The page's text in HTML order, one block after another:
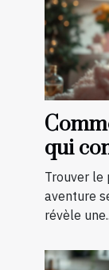
qui
Trouver
aventure
révèle